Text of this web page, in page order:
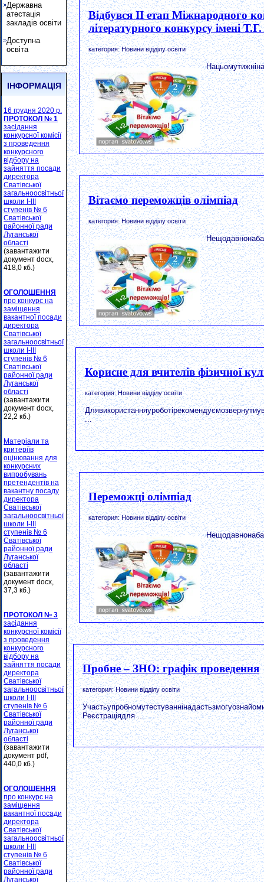
Державна
атестація
закладів освіти
Доступна
освіта
ІНФОРМАЦІЯ
16 грудня 2020 р.
ПРОТОКОЛ № 1
засідання
конкурсної комісії
з проведення
конкурсного
відбору на
зайняття посади
директора
Сватівської
загальноосвітньої
школи І-ІІІ
ступенів № 6
Сватівської
районної ради
Луганської
області
(завантажити
документ docx,
418,0 кб.)
ОГОЛОШЕННЯ
про конкурс на
заміщення
вакантної посади
директора
Сватівської
загальноосвітньої
школи І-ІІІ
ступенів № 6
Сватівської
районної ради
Луганської
області
(завантажити
документ docx,
22,2 кб.)
Матеріали та
критеріїв
оцінювання для
конкурсних
випробувань
претендентів на
вакантну посаду
директора
Сватівської
загальноосвітньої
школи І-ІІІ
ступенів № 6
Сватівської
районної ради
Луганської
області
(завантажити
документ docx,
37,3 кб.)
ПРОТОКОЛ № 3
засідання
конкурсної комісії
з проведення
конкурсного
відбору на
зайняття посади
директора
Сватівської
загальноосвітньої
школи І-ІІІ
ступенів № 6
Сватівської
районної ради
Луганської
області
(завантажити
документ pdf,
440,0 кб.)
ОГОЛОШЕННЯ
про конкурс на
заміщення
вакантної посади
директора
Сватівської
загальноосвітньої
школи І-ІІІ
ступенів № 6
Сватівської
районної ради
Луганської
Відбувся ІІ етап Міжнародного
літературного конкурсу імені
категория: Новини відділу освіти
Вітаємо переможців олімпіад
категория: Новини відділу освіти
Корисне для вчителів фізичної
категория: Новини відділу освіти
...
Переможці олімпіад
категория: Новини відділу освіти
Пробне – ЗНО: графік проведення
категория: Новини відділу освіти
Реєстраціядля ...